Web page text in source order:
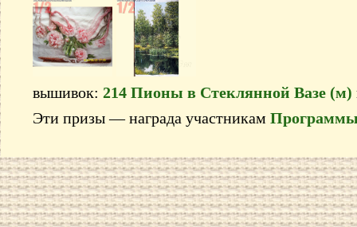
вышивок: 214 Пионы в Стеклянной Вазе (м)
Эти призы — награда участникам